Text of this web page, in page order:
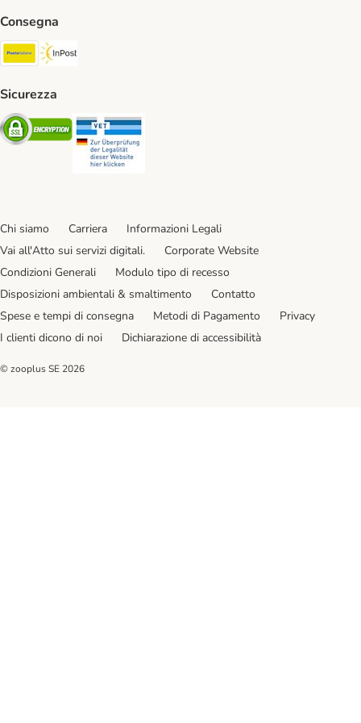
Consegna
Poste Italiane. Shipping Method
Sicurezza
Security
Chi siamo Carriera
Informazioni Legali
Vai all'Atto sui servizi digitali.
Corporate Website
Condizioni Generali
Modulo tipo di recesso
Disposizioni ambientali & smaltimento
Contatto
Spese e tempi di consegna
Metodi di Pagamento
Privacy
I clienti dicono di noi
Dichiarazione di accessibilità
© zooplus SE 2026